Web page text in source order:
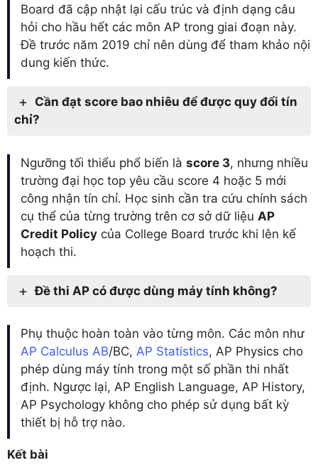
Board đã cập nhật lại cấu trúc và định dạng câu
hỏi cho hầu hết các môn AP trong giai đoạn này.
Đề trước năm 2019 chỉ nên dùng để tham khảo nội
dung kiến thức.
Cần đạt score bao nhiêu để được quy đổi tín
chỉ?
Ngưỡng tối thiểu phổ biến là score 3, nhưng nhiều
trường đại học top yêu cầu score 4 hoặc 5 mới
công nhận tín chỉ. Học sinh cần tra cứu chính sách
cụ thể của từng trường trên cơ sở dữ liệu AP
Credit Policy của College Board trước khi lên kế
hoạch thi.
Đề thi AP có được dùng máy tính không?
Phụ thuộc hoàn toàn vào từng môn. Các môn như
AP Calculus AB/BC, AP Statistics, AP Physics cho
phép dùng máy tính trong một số phần thi nhất
định. Ngược lại, AP English Language, AP History,
AP Psychology không cho phép sử dụng bất kỳ
thiết bị hỗ trợ nào.
Kết bài